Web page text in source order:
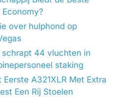
over hulphond op
schrapt 44 vluchten in
staking
A321XLR Met Extra
Een Rij Stoelen